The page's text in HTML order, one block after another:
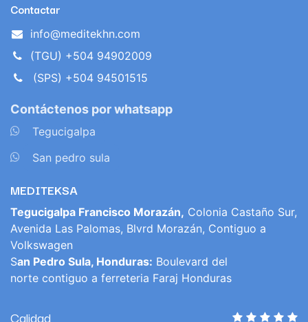
Contactar
info@meditekhn.com
(TGU) +504 94902009
(SPS) +504 94501515
Contáctenos por whatsapp
Tegucigalpa
San pedro sula
MEDITEKSA
Tegucigalpa Francisco Morazán, Colonia Castaño Sur,
Avenida Las Palomas, Blvrd Morazán, Contiguo a
Volkswagen
San Pedro Sula, Honduras: Boulevard del
norte contiguo a ferreteria Faraj Honduras
Calidad